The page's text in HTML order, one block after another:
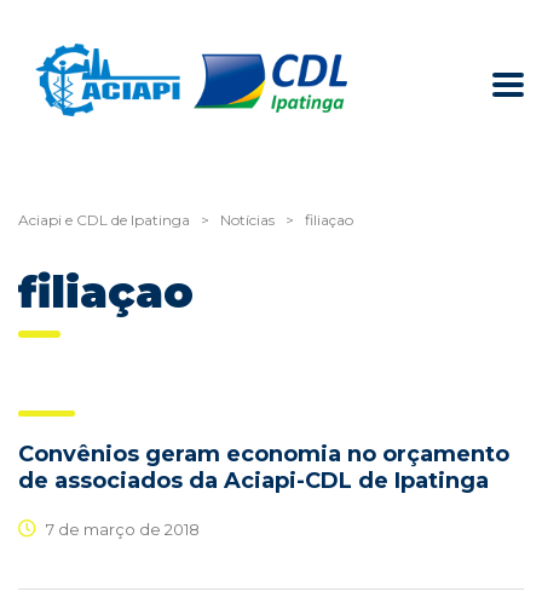
Aciapi e CDL de Ipatinga > Notícias > filiaçao
filiaçao
Convênios geram economia no orçamento
de associados da Aciapi-CDL de Ipatinga
7 de março de 2018